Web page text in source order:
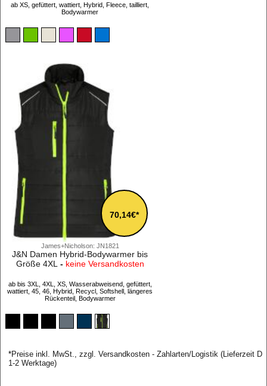
ab XS, gefüttert, wattiert, Hybrid, Fleece, tailliert,
Bodywarmer
James+Nicholson: JN1821
70,14€*
J&N Damen Hybrid-Bodywarmer bis
Größe 4XL - keine Versandkosten
ab bis 3XL, 4XL, XS, Wasserabweisend, gefüttert,
wattiert, 45, 46, Hybrid, Recycl, Softshell, längeres
Rückenteil, Bodywarmer
*Preise inkl. MwSt., zzgl. Versandkosten - Zahlarten/Logistik (Lieferzeit D
1-2 Werktage)